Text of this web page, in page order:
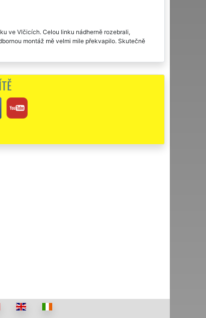
ve Vlčicích. Celou linku nádherně rozebrali,
montáž mě velmi mile překvapilo. Skutečně